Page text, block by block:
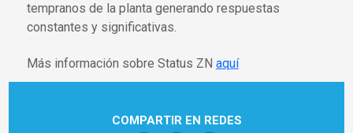
tempranos de la planta generando respuestas
constantes y significativas.
Más información sobre Status ZN aquí
COMPARTIR EN REDES